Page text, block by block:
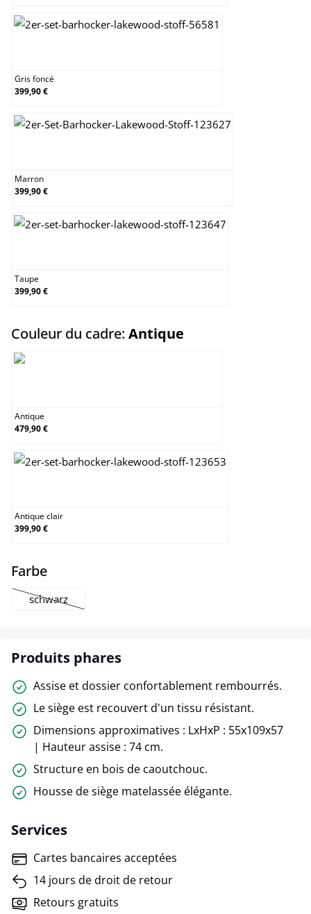
Gris foncé
399,90 €
Marron
399,90 €
Taupe
399,90 €
Couleur du cadre: Antique
Antique
479,90 €
Antique clair
399,90 €
Farbeselect
schwarz
(Cette option n'est pas disponible pour le moment.)
Produits phares
Assise et dossier confortablement rembourrés.
Le siège est recouvert d'un tissu résistant.
Dimensions approximatives : LxHxP : 55x109x57
| Hauteur assise : 74 cm.
Structure en bois de caoutchouc.
Housse de siège matelassée élégante.
Services
Cartes bancaires acceptées
14 jours de droit de retour
Retours gratuits